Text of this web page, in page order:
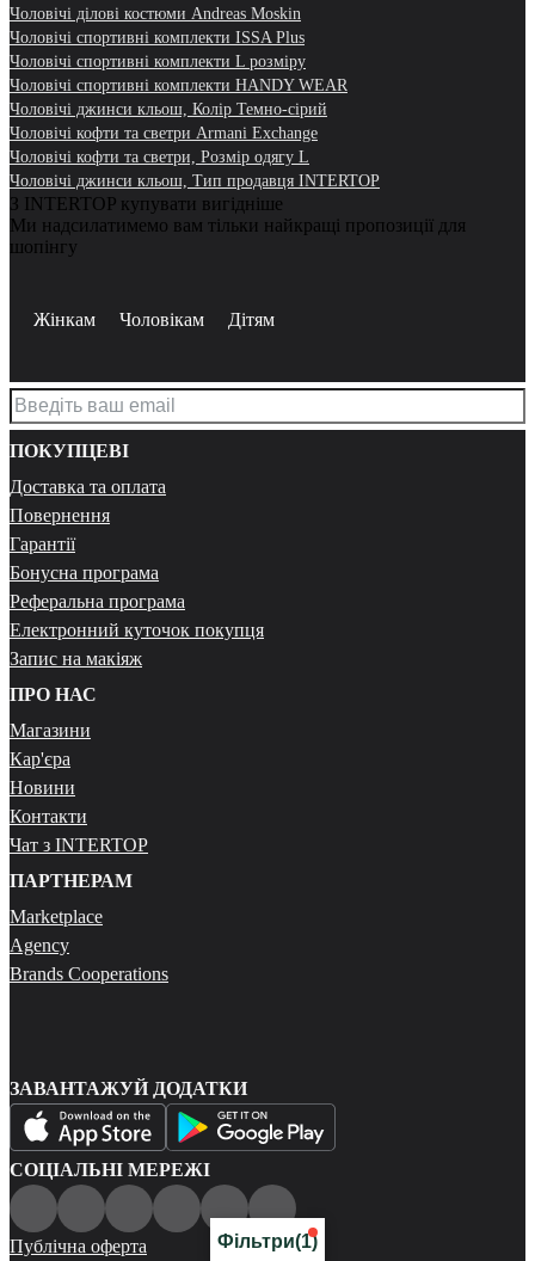
Чоловічі ділові костюми Andreas Moskin
Чоловічі спортивні комплекти ISSA Plus
Чоловічі спортивні комплекти L розміру
Чоловічі спортивні комплекти HANDY WEAR
Чоловічі джинси кльош, Колір Темно-сірий
Чоловічі кофти та светри Armani Exchange
Чоловічі кофти та светри, Розмір одягу L
Чоловічі джинси кльош, Тип продавця INTERTOP
Фільтри(1)
З INTERTOP купувати вигідніше
Ми надсилатимемо вам тільки найкращі пропозиції для
шопінгу
Жінкам Чоловікам Дітям
ПОКУПЦЕВІ
Доставка та оплата
Повернення
Гарантії
Бонусна програма
Реферальна програма
Електронний куточок покупця
Запис на макіяж
ПРО НАС
Магазини
Кар'єра
Новини
Контакти
Чат з INTERTOP
ПАРТНЕРАМ
Marketplace
Agency
Brands Cooperations
ЗАВАНТАЖУЙ ДОДАТКИ
СОЦІАЛЬНІ МЕРЕЖІ
Публічна оферта